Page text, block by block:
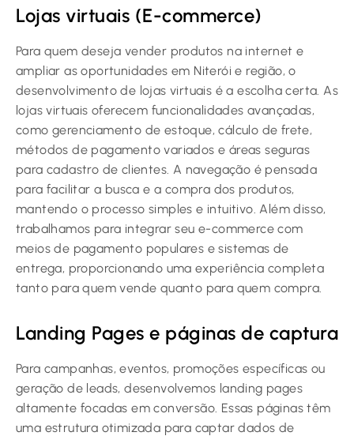
Lojas virtuais (E-commerce)
Para quem deseja vender produtos na internet e
ampliar as oportunidades em Niterói e região, o
desenvolvimento de lojas virtuais é a escolha certa. As
lojas virtuais oferecem funcionalidades avançadas,
como gerenciamento de estoque, cálculo de frete,
métodos de pagamento variados e áreas seguras
para cadastro de clientes. A navegação é pensada
para facilitar a busca e a compra dos produtos,
mantendo o processo simples e intuitivo. Além disso,
trabalhamos para integrar seu e-commerce com
meios de pagamento populares e sistemas de
entrega, proporcionando uma experiência completa
tanto para quem vende quanto para quem compra.
Landing Pages e páginas de captura
Para campanhas, eventos, promoções específicas ou
geração de leads, desenvolvemos landing pages
altamente focadas em conversão. Essas páginas têm
uma estrutura otimizada para captar dados de